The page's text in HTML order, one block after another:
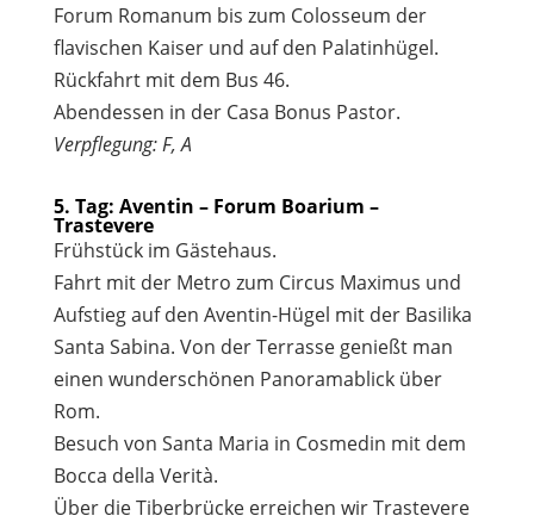
Forum Romanum bis zum Colosseum der
flavischen Kaiser und auf den Palatinhügel.
Rückfahrt mit dem Bus 46.
Abendessen in der Casa Bonus Pastor.
Verpflegung: F, A
5. Tag: Aventin – Forum Boarium –
Trastevere
Frühstück im Gästehaus.
Fahrt mit der Metro zum Circus Maximus und
Aufstieg auf den Aventin-Hügel mit der Basilika
Santa Sabina. Von der Terrasse genießt man
einen wunderschönen Panoramablick über
Rom.
Besuch von Santa Maria in Cosmedin mit dem
Bocca della Verità.
Über die Tiberbrücke erreichen wir Trastevere